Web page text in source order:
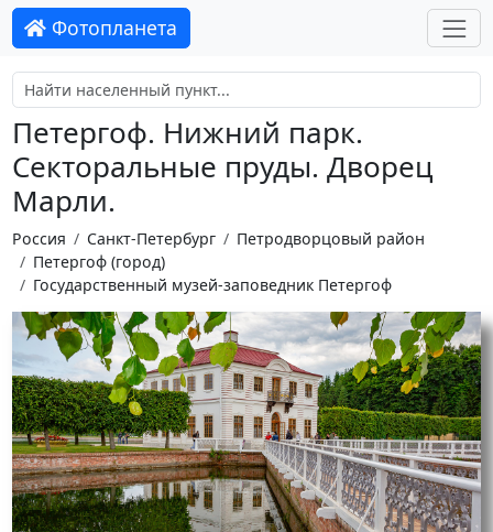
Фотопланета
Петергоф. Нижний парк.
Секторальные пруды. Дворец
Марли.
Россия Санкт-Петербург
Петродворцовый район
Петергоф (город)
Государственный музей-заповедник Петергоф